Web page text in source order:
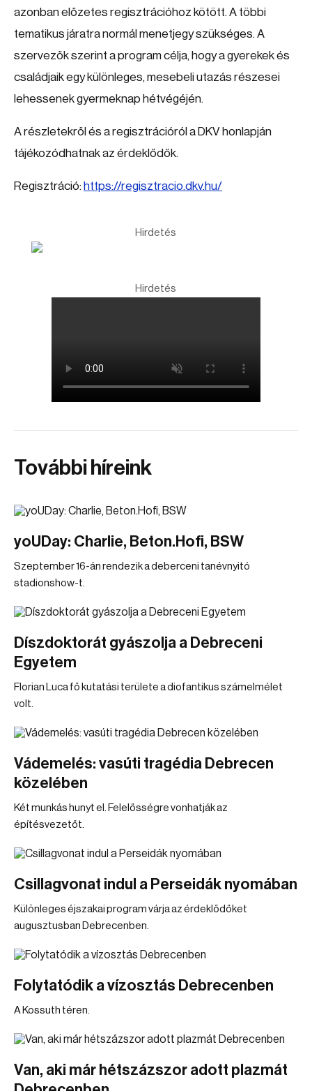
azonban előzetes regisztrációhoz kötött. A többi
tematikus járatra normál menetjegy szükséges. A
szervezők szerint a program célja, hogy a gyerekek és
családjaik egy különleges, mesebeli utazás részesei
lehessenek gyermeknap hétvégéjén.
A részletekről és a regisztrációról a DKV honlapján
tájékozódhatnak az érdeklődők.
Regisztráció: https://regisztracio.dkv.hu/
Hirdetés
Hirdetés
További híreink
yoUDay: Charlie, Beton.Hofi, BSW
Szeptember 16-án rendezik a deberceni tanévnyitó
stadionshow-t.
Díszdoktorát gyászolja a Debreceni
Egyetem
Florian Luca fő kutatási területe a diofantikus számelmélet
volt.
Vádemelés: vasúti tragédia Debrecen
közelében
Két munkás hunyt el. Felelősségre vonhatják az
építésvezetőt.
Csillagvonat indul a Perseidák nyomában
Különleges éjszakai program várja az érdeklődőket
augusztusban Debrecenben.
Folytatódik a vízosztás Debrecenben
A Kossuth téren.
Van, aki már hétszázszor adott plazmát